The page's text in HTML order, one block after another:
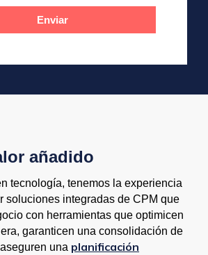
añadido
tecnología, tenemos la experiencia
soluciones integradas de CPM que
con herramientas que optimicen
garanticen una consolidación de
una planificación